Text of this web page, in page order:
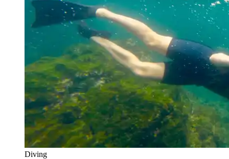
Diving